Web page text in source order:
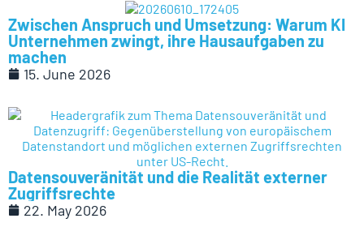
Zwischen Anspruch und Umsetzung: Warum KI
Unternehmen zwingt, ihre Hausaufgaben zu
machen
15. June 2026
Datensouveränität und die Realität externer
Zugriffsrechte
22. May 2026